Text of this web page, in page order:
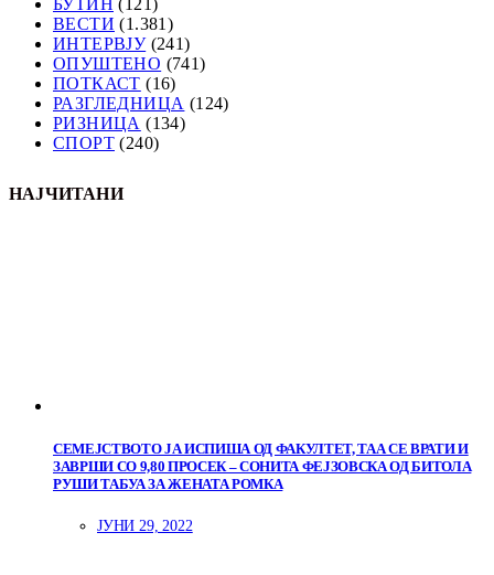
БУТИН (121)
ВЕСТИ (1.381)
ИНТЕРВЈУ(241)
ОПУШТЕНО (741)
ПОТКАСТ (16)
РАЗГЛЕДНИЦА (124)
РИЗНИЦА (134)
СПОРТ (240)
НАЈЧИТАНИ
СЕМЕЈСТВОТО ЈА ИСПИША ОД ФАКУЛТЕТ, ТАА СЕ ВРАТИ И
ЗАВРШИ СО 9,80 ПРОСЕК – СОНИТА ФЕЈЗОВСКА ОД БИТОЛА
РУШИ ТАБУА ЗА ЖЕНАТА РОМКА
ЈУНИ 29, 2022